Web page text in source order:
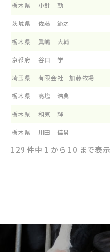
栃木県 小針 勤
茨城県 佐藤 範之
栃木県 眞嶋 大輔
京都府 谷口 学
埼玉県 有限会社 加藤牧場
栃木県 高塩 浩典
栃木県 和気 輝
栃木県 川田 佳男
129 件中 1 から 10 まで表示